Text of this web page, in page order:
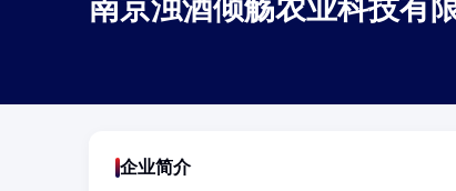
南京浊酒倾觞农业科技有
企业简介